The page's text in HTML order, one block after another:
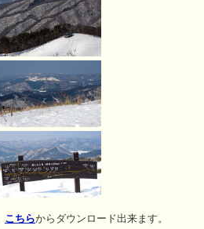
こちらからダウンロード出来ます。